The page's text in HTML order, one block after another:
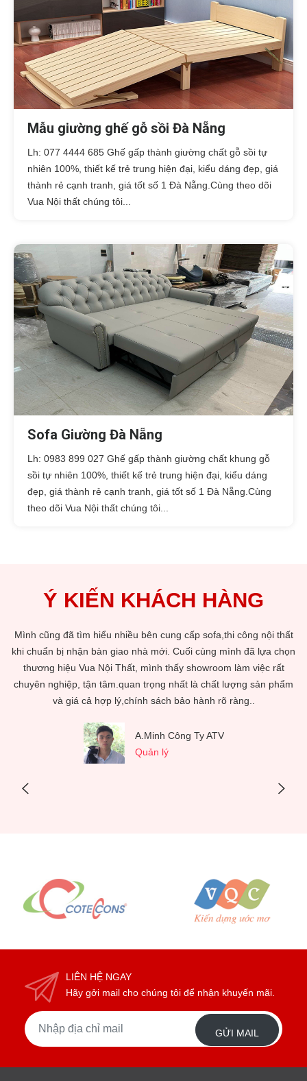
Mẫu giường ghế gỗ sồi Đà Nẵng
Lh: 077 4444 685 Ghế gấp thành giường chất gỗ sồi tự
nhiên 100%, thiết kế trẻ trung hiện đại, kiểu dáng đẹp, giá
thành rẻ cạnh tranh, giá tốt số 1 Đà Nẵng.Cùng theo dõi
Vua Nội thất chúng tôi...
Sofa Giường Đà Nẵng
Lh: 0983 899 027 Ghế gấp thành giường chất khung gỗ
sồi tự nhiên 100%, thiết kế trẻ trung hiện đại, kiểu dáng
đẹp, giá thành rẻ cạnh tranh, giá tốt số 1 Đà Nẵng.Cùng
theo dõi Vua Nội thất chúng tôi...
Ý KIẾN KHÁCH HÀNG
Mình cũng đã tìm hiểu nhiều bên cung cấp sofa,thi công nội thất
khi chuẩn bị nhận bàn giao nhà mới. Cuối cùng mình đã lựa chọn
thương hiệu Vua Nội Thất, mình thấy showroom làm việc rất
chuyên nghiệp, tận tâm.quan trọng nhất là chất lượng sản phẩm
và giá cả hợp lý,chính sách bảo hành rõ ràng..
A.Minh Công Ty ATV
Quản lý
LIÊN HỆ NGAY
Hãy gởi mail cho chúng tôi để nhận khuyến mãi.
GỬI MAIL